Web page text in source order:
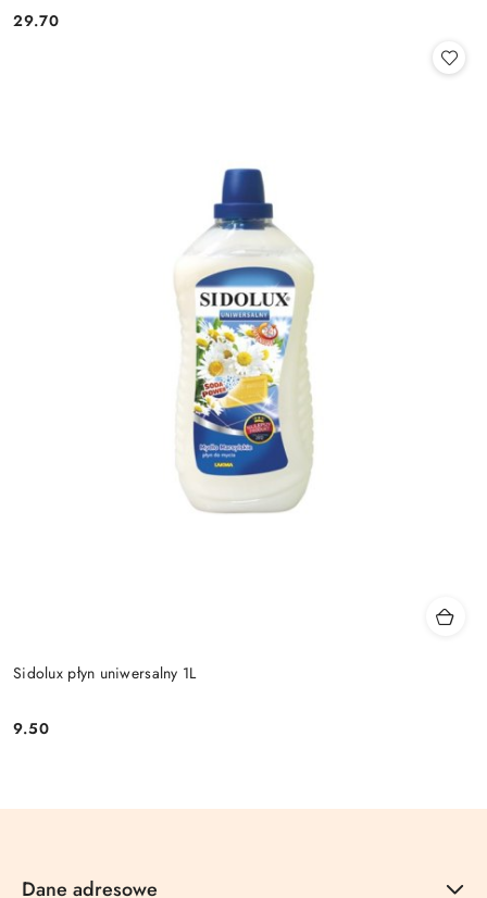
Cena:
29.70
Sidolux płyn uniwersalny 1L
Cena:
9.50
Dane adresowe